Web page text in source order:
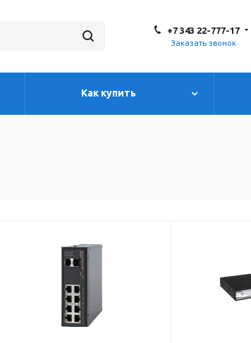
+7 343 22-777-17
Заказать звонок
Как купить